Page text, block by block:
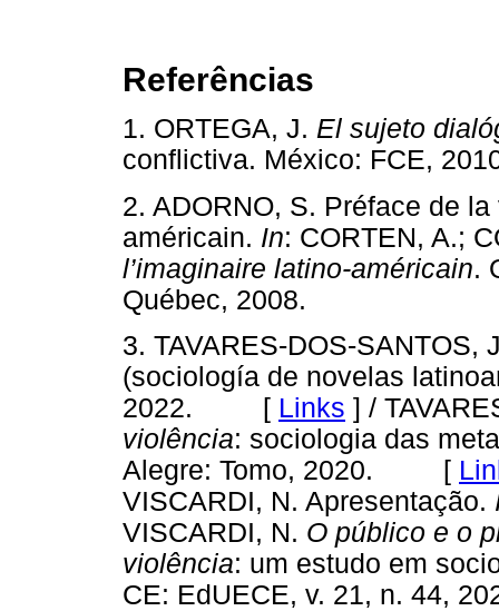
Referências
1. ORTEGA, J. El sujeto
conflictiva. México: FCE,
2. ADORNO, S. Préface de
américain. In: CORTEN, A.;
l’imaginaire latino-américain.
Québec, 2008.
3. TAVARES-DOS-SANTOS,
(sociología de novelas
2022. [ Links ] /
violência: sociologia das
Alegre: Tomo, 2020. [
VISCARDI, N. Apresentação.
VISCARDI, N. O público e o
violência: um estudo em
CE: EdUECE, v. 21, n.